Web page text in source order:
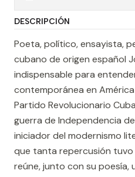
DESCRIPCIÓN
Poeta, político, ensayista,
cubano de origen español
indispensable para
contemporánea en
Partido Revolucionario
guerra de Independencia
iniciador del modernismo
que tanta repercusión tuvo
reúne, junto con su poesía,